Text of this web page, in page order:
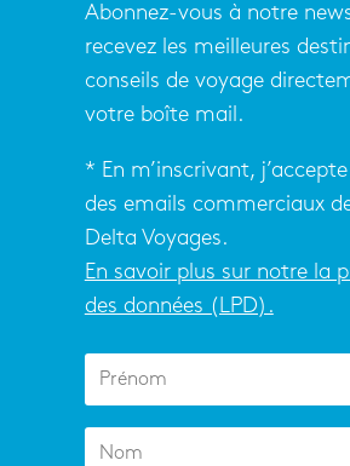
Abonnez-vous à notre
recevez les meilleures
conseils de voyage
votre boîte mail.
* En m’inscrivant,
des emails commerciaux
Delta Voyages.
En savoir plus sur notre la
des données (LPD).